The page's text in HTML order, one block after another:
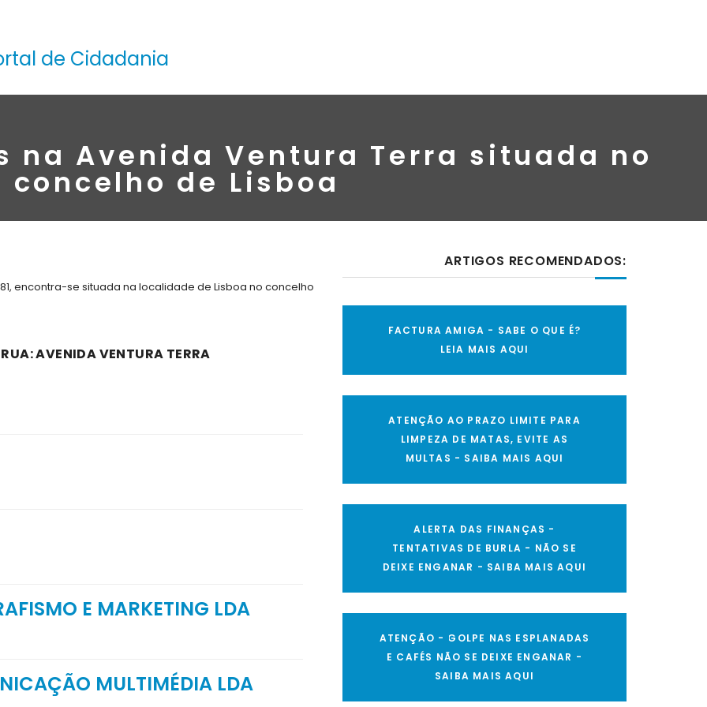
de Cidadania
na Avenida Ventura Terra situada no
concelho de Lisboa
encontra-se situada na localidade de Lisboa no concelho
AVENIDA VENTURA TERRA
E MARKETING LDA
MULTIMÉDIA LDA
ARTIGOS RECOMENDADOS:
FACTURA AMIGA - SABE O QUE É?
LEIA MAIS AQUI
ATENÇÃO AO PRAZO LIMITE PARA
LIMPEZA DE MATAS, EVITE AS
MULTAS - SAIBA MAIS AQUI
ALERTA DAS FINANÇAS -
TENTATIVAS DE BURLA - NÃO SE
DEIXE ENGANAR - SAIBA MAIS AQUI
ATENÇÃO - GOLPE NAS ESPLANADAS
E CAFÉS NÃO SE DEIXE ENGANAR -
SAIBA MAIS AQUI